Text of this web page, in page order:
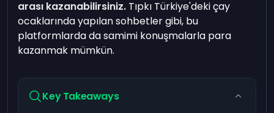
arası kazanabilirsiniz. Tıpkı Türkiye'deki çay
ocaklarında yapılan sohbetler gibi, bu
platformlarda da samimi konuşmalarla para
kazanmak mümkün.
Key Takeaways